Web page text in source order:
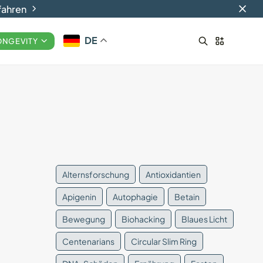
DE
29.08.2024 17 Min
Alternsforschung Antioxidantien
Apigenin Autophagie Betain
Bewegung Biohacking Blaues Licht
Centenarians Circular Slim Ring